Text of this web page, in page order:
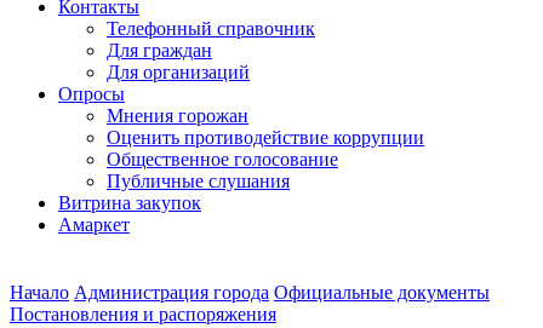
Контакты
Телефонный справочник
Для граждан
Для организаций
Опросы
Мнения горожан
Оценить противодействие коррупции
Общественное голосование
Публичные слушания
Витрина закупок
Амаркет
Начало Администрация города Официальные документы
Постановления и распоряжения